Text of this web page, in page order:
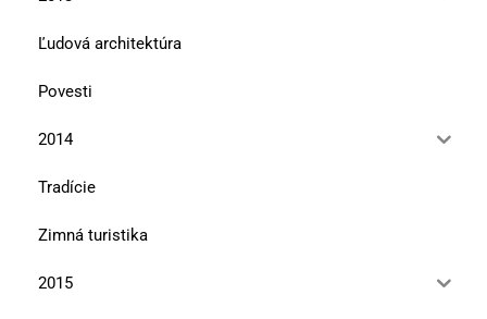
Ľudová architektúra
Povesti
2014
Tradície
Zimná turistika
2015